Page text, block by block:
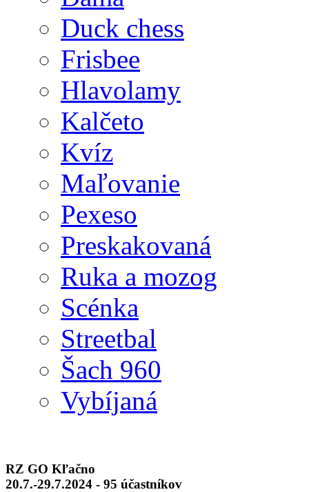
Duck chess
Frisbee
Hlavolamy
Kalčeto
Kvíz
Maľovanie
Pexeso
Preskakovaná
Ruka a mozog
Scénka
Streetbal
Šach 960
Vybíjaná
RZ GO Kľačno
20.7.-29.7.2024 - 95 účastníkov